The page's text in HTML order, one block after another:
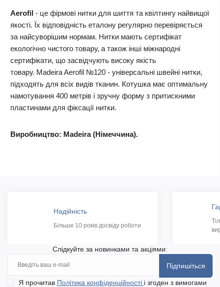
Aerofil - це фірмові нитки для шиття та квілтингу найвищої
якості. Їх відповідність еталону регулярно перевіряється
за найсуворішим нормам. Нитки мають сертифікат
екологічно чистого товару, а також інші міжнародні
сертифікати, що засвідчують високу якість
товару. Madeira Aerofil №120 - універсальні швейні нитки,
підходять для всіх видів тканин. Котушка має оптимальну
намотування 400 метрів і зручну форму з притискними
пластинами для фіксації нитки.
Виробництво: Madeira (Німеччина).
Надійність
Більше 10 років досвіду роботи
Слідкуйте за новинками та акціями:
Підпишіться
Я прочитав Політика конфіденційності і згоден з вимогами